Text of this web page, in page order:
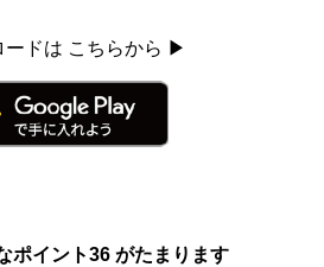
ードは こちらから ▶
ポイント36 がたまります